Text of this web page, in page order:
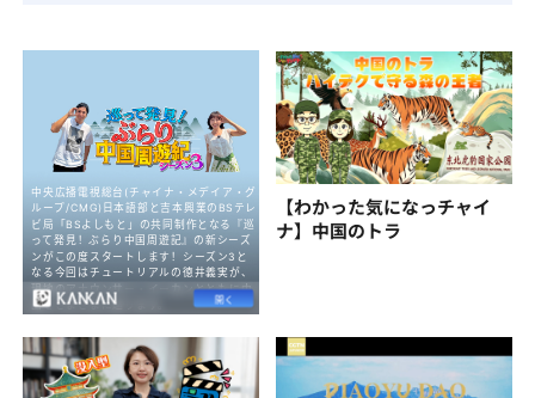
【わかった気になっチャイ
ナ】中国のトラ